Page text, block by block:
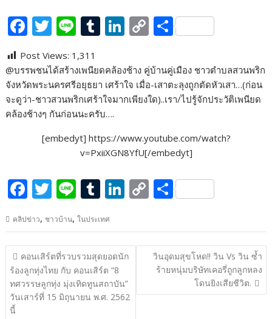
F
e
b
o
o
T
itt
er
Li
e
T
m
bl
r
Li
k
e
dI
C
p
y
Li
k
S
ar
e
Post Views: 1,311
@บรรพชนได้สร้างเพนียดคล้องช้าง คู่บ้านคู่เมือง ชาวตำบลสวนพริก
จังหวัดพระนครศรีอยุธยา เศร้าใจ เมื่อ-เสาตะลุงถูกตัดหัวเสา…(ก่อน
จะดูว่า-ชาวสวนพริกเศร้าใจมากเพียงใด)..เรา/ไปรู้จักประวัติเพนียด
คล้องช้างๆ กันก่อนนะครับ….
[embedyt] https://www.youtube.com/watch?
v=PxiiXGN8YfU[/embedyt]
F
e
b
o
o
k
T
itt
er
Li
n
e
T
m
bl
r
Li
k
e
dI
n
C
p
y
Li
S
ar
e
คลิปข่าว, ชาวบ้าน,ในประเทศ
แนะแนว
เรื่อง
คอนเสิร์ตที่รวบรวมสุดยอดนัก
ร้องลูกทุ่งไทย กับ คอนเสิร์ต “8
ทศวรรษลูกทุ่ง มุ่งเทิดทูนสถาบัน”
วันเสาร์ที่ 15 มิถุนายน พ.ศ. 2562
นี้
วินอุดมสุขโหด!! วิน Vs วิน ซ้ำ
ร้ายหนุ่มบริษัทเคอรี่ถูกลูกหลง
โดนยิงเสียชีวิต.